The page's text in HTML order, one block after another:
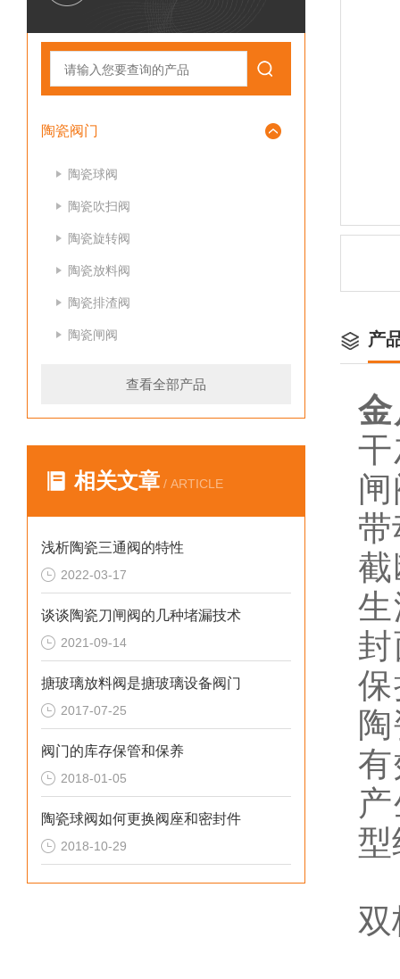
陶瓷阀门
陶瓷球阀
陶瓷吹扫阀
陶瓷旋转阀
陶瓷放料阀
陶瓷排渣阀
陶瓷闸阀
查看全部产品
相关文章 / ARTICLE
浅析陶瓷三通阀的特性
2022-03-17
谈谈陶瓷刀闸阀的几种堵漏技术
2021-09-14
搪玻璃放料阀是搪玻璃设备阀门
2017-07-25
阀门的库存保管和保养
2018-01-05
陶瓷球阀如何更换阀座和密封件
2018-10-29
产
型